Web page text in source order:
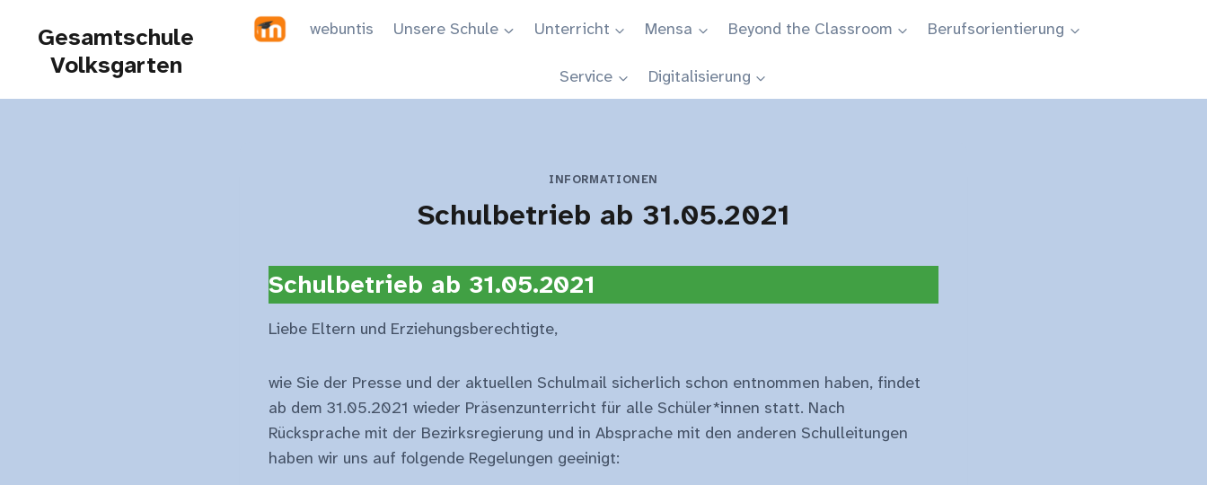
Inhalt
springen
Gesamtschule
Volksgarten
webuntis Unsere Schule Unterricht Mensa Beyond the Classroom Berufsorientierung
Service Digitalisierung
INFORMATIONEN
Schulbetrieb ab 31.05.2021
Schulbetrieb ab 31.05.2021
Liebe Eltern und Erziehungsberechtigte,
wie Sie der Presse und der aktuellen Schulmail sicherlich schon entnommen haben, findet
ab dem 31.05.2021 wieder Präsenzunterricht für alle Schüler*innen statt. Nach
Rücksprache mit der Bezirksregierung und in Absprache mit den anderen Schulleitungen
haben wir uns auf folgende Regelungen geeinigt: